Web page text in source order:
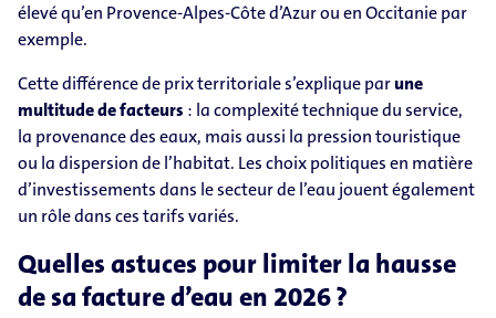
élevé qu’en Provence-Alpes-Côte d’Azur ou en Occitanie par
exemple.
Cette différence de prix territoriale s’explique parune
multitude de facteurs : la complexité technique du service,
la provenance des eaux, mais aussi la pression touristique
ou la dispersion de l’habitat. Les choix politiques en matière
d’investissements dans le secteur de l’eau jouent également
un rôle dans ces tarifs variés.
Quelles astuces pour limiter la hausse
de sa facture d’eau en 2026 ?